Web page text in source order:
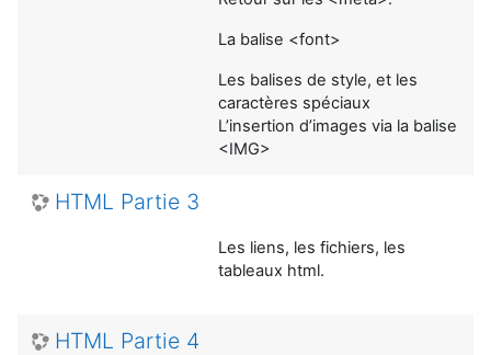
La balise <font>
Les balises de style, et les
caractères spéciaux
L’insertion d’images via la balise
<IMG>
HTML Partie 3
Les liens, les fichiers, les
tableaux html.
HTML Partie 4